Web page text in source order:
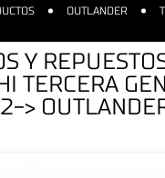
OUTLANDER
Y
TERCERA
>